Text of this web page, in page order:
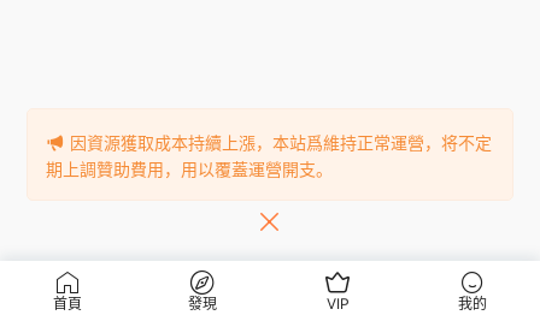
首頁 發現 VIP 我的
因資源獲取成本持續上漲，本站爲維持正常運營，将不定
期上調贊助費用，用以覆蓋運營開支。